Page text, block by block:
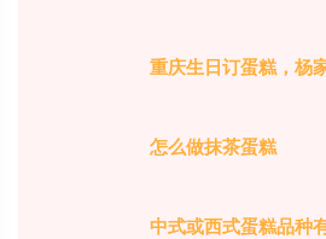
重庆生日订蛋糕，杨
怎么做抹茶蛋糕
中式或西式蛋糕品种